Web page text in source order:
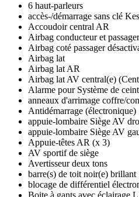
6 haut-parleurs
accès-/démarrage sans clé
Accoudoir central AR
Airbag conducteur et passager
Airbag coté passager
Airbag lat
Airbag lat AR
Airbag lat AV central(e)
Alarme pour Système de
anneaux d'arrimage coffre/
Antidémarrage (électronique)
appuie-lombaire Siège AV
appuie-lombaire Siège AV
Appuie-têtes AR (x 3)
AV sportif de siège
Avertisseur deux tons
barre(s) de toit noir(e) brillant
blocage de différentiel